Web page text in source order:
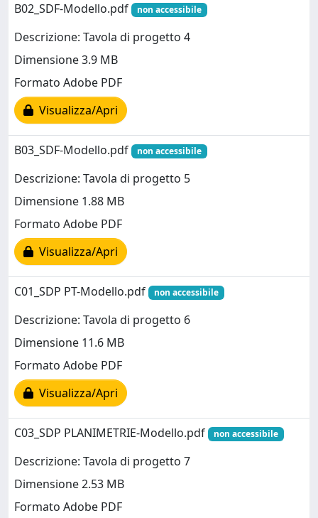
B02_SDF-Modello.pdf non accessibile
Descrizione: Tavola di progetto 4
Dimensione 3.9 MB
Formato Adobe PDF
Visualizza/Apri
B03_SDF-Modello.pdf non accessibile
Descrizione: Tavola di progetto 5
Dimensione 1.88 MB
Formato Adobe PDF
Visualizza/Apri
C01_SDP PT-Modello.pdf non accessibile
Descrizione: Tavola di progetto 6
Dimensione 11.6 MB
Formato Adobe PDF
Visualizza/Apri
C03_SDP PLANIMETRIE-Modello.pdf non accessibile
Descrizione: Tavola di progetto 7
Dimensione 2.53 MB
Formato Adobe PDF